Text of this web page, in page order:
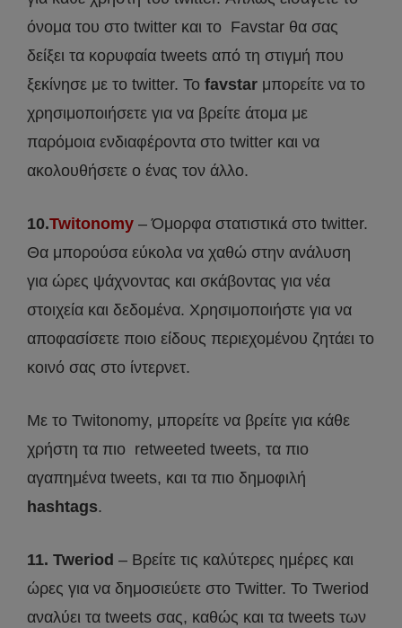
όνομα του στο twitter και το Favstar θα σας
δείξει τα κορυφαία tweets από τη στιγμή που
ξεκίνησε με το twitter. Το favstar μπορείτε να το
χρησιμοποιήσετε για να βρείτε άτομα με
παρόμοια ενδιαφέροντα στο twitter και να
ακολουθήσετε ο ένας τον άλλο.
10.Twitonomy – Όμορφα στατιστικά στο twitter.
Θα μπορούσα εύκολα να χαθώ στην ανάλυση
για ώρες ψάχνοντας και σκάβοντας για νέα
στοιχεία και δεδομένα. Χρησιμοποιήστε για να
αποφασίσετε ποιο είδους περιεχομένου ζητάει το
κοινό σας στο ίντερνετ.
Με το Twitonomy, μπορείτε να βρείτε για κάθε
χρήστη τα πιο retweeted tweets, τα πιο
αγαπημένα tweets, και τα πιο δημοφιλή
hashtags.
11. Tweriod – Βρείτε τις καλύτερες ημέρες και
ώρες για να δημοσιεύετε στο Twitter. Το Tweriod
αναλύει τα tweets σας, καθώς και τα tweets των